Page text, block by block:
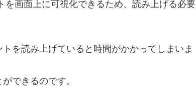
画面上に可視化できるため、読み上げる必要
を読み上げていると時間がかかってしまいま
できるのです。